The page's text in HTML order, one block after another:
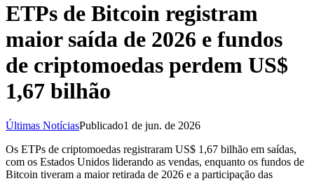
ETPs de Bitcoin registram
maior saída de 2026 e fundos
de criptomoedas perdem US$
1,67 bilhão
Últimas NotíciasPublicado1 de jun. de 2026
Os ETPs de criptomoedas registraram US$ 1,67 bilhão em saídas,
com os Estados Unidos liderando as vendas, enquanto os fundos de
Bitcoin tiveram a maior retirada de 2026 e a participação das